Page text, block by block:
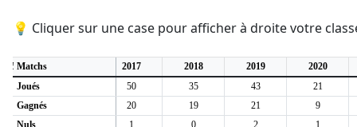
💡 Cliquer sur une case pour afficher à droite votre
Matchs 2017 2018 2019 2020
Joués
50 35 43 21
Gagnés
20 19 21 9
Nuls
1 0 2 1